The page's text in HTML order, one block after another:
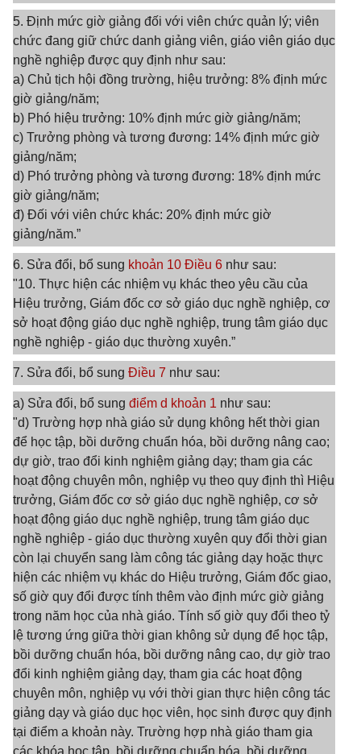
5. Định mức giờ giảng đối với viên chức quản lý; viên
chức đang giữ chức danh giảng viên, giáo viên giáo dục
nghề nghiệp được quy định như sau:
a) Chủ tịch hội đồng trường, hiệu trưởng: 8% định mức
giờ giảng/năm;
b) Phó hiệu trưởng: 10% định mức giờ giảng/năm;
c) Trưởng phòng và tương đương: 14% định mức giờ
giảng/năm;
d) Phó trưởng phòng và tương đương: 18% định mức
giờ giảng/năm;
đ) Đối với viên chức khác: 20% định mức giờ
giảng/năm.”
6. Sửa đổi, bổ sung khoản 10 Điều 6 như sau:
"10. Thực hiện các nhiệm vụ khác theo yêu cầu của
Hiệu trưởng, Giám đốc cơ sở giáo dục nghề nghiệp, cơ
sở hoạt động giáo dục nghề nghiệp, trung tâm giáo dục
nghề nghiệp - giáo dục thường xuyên.”
7. Sửa đổi, bổ sung Điều 7 như sau:
a) Sửa đổi, bổ sung điểm d khoản 1 như sau:
"d) Trường hợp nhà giáo sử dụng không hết thời gian
để học tập, bồi dưỡng chuẩn hóa, bồi dưỡng nâng cao;
dự giờ, trao đổi kinh nghiệm giảng dạy; tham gia các
hoạt động chuyên môn, nghiệp vụ theo quy định thì Hiệu
trưởng, Giám đốc cơ sở giáo dục nghề nghiệp, cơ sở
hoạt động giáo dục nghề nghiệp, trung tâm giáo dục
nghề nghiệp - giáo dục thường xuyên quy đổi thời gian
còn lại chuyển sang làm công tác giảng dạy hoặc thực
hiện các nhiệm vụ khác do Hiệu trưởng, Giám đốc giao,
số giờ quy đổi được tính thêm vào định mức giờ giảng
trong năm học của nhà giáo. Tính số giờ quy đổi theo tỷ
lệ tương ứng giữa thời gian không sử dụng để học tập,
bồi dưỡng chuẩn hóa, bồi dưỡng nâng cao, dự giờ trao
đổi kinh nghiệm giảng dạy, tham gia các hoạt động
chuyên môn, nghiệp vụ với thời gian thực hiện công tác
giảng dạy và giáo dục học viên, học sinh được quy định
tại điểm a khoản này. Trường hợp nhà giáo tham gia
các khóa học tập, bồi dưỡng chuẩn hóa, bồi dưỡng